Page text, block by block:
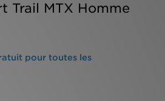
Trail MTX Homme
pour toutes les